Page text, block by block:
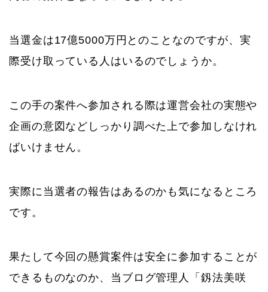
当選金は17億5000万円とのことなのですが、実
際受け取っている人はいるのでしょうか。
この手の案件へ参加される際は運営会社の実態や
企画の意図などしっかり調べた上で参加しなけれ
ばいけません。
実際に当選者の報告はあるのかも気になるところ
です。
果たして今回の懸賞案件は安全に参加することが
できるものなのか、当ブログ管理人「釼法美咲